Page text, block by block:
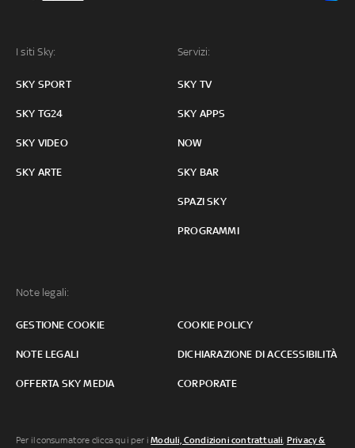
I siti Sky:
SKY SPORT
SKY TG24
SKY VIDEO
SKY ARTE
Servizi:
SKY TV
SKY APPS
NOW
SKY BAR
SPAZI SKY
PROGRAMMI
Note legali:
GESTIONE COOKIE COOKIE POLICY
NOTE LEGALI DICHIARAZIONE DI ACCESSIBILITÀ
OFFERTA SKY MEDIA CORPORATE
Per il consumatore clicca qui per iModuli, Condizioni contrattuali, Privacy &